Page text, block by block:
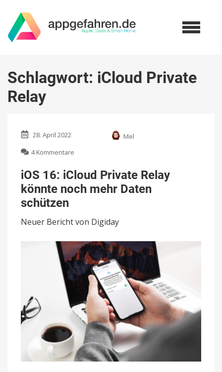
Schlagwort: iCloud Private
Relay
28. April 2022
Mel
4 Kommentare
16:
iCloud
Private
noch
mehr
schützen
iOS 16: iCloud Private Relay
könnte noch mehr Daten
schützen
Neuer Bericht von Digiday